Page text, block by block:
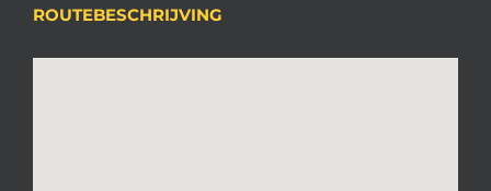
ROUTEBESCHRIJVING